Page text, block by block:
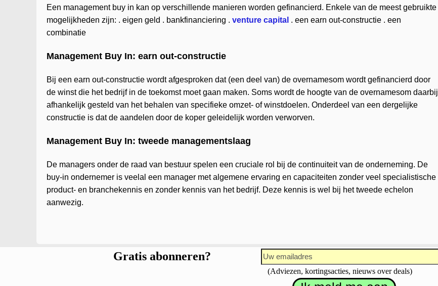
Een management buy in kan op verschillende manieren worden gefinancierd. Enkele van de meest gebruikte
mogelijkheden zijn: . eigen geld . bankfinanciering . venture capital . een earn out-constructie . een
combinatie
Management Buy In: earn out-constructie
Bij een earn out-constructie wordt afgesproken dat (een deel van) de overnamesom wordt gefinancierd door
de winst die het bedrijf in de toekomst moet gaan maken. Soms wordt de hoogte van de overnamesom daarbij
afhankelijk gesteld van het behalen van specifieke omzet- of winstdoelen. Onderdeel van een dergelijke
constructie is dat de aandelen door de koper geleidelijk worden verworven.
Management Buy In: tweede managementslaag
De managers onder de raad van bestuur spelen een cruciale rol bij de continuiteit van de onderneming. De
buy-in ondernemer is veelal een manager met algemene ervaring en capaciteiten zonder veel specialistische
product- en branchekennis en zonder kennis van het bedrijf. Deze kennis is wel bij het tweede echelon
aanwezig.
Gratis abonneren?
(Adviezen, kortingsacties, nieuws over deals)